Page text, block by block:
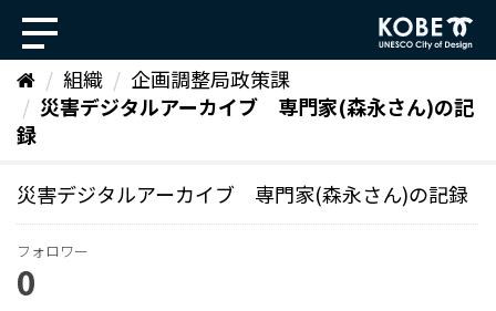
ッ
組織
企画調整局政策課
災害デジタルアーカイブ 専門家(森永さん)の記
録
災害デジタルアーカイブ 専門家(森永さん)の記録
フォロワー
0